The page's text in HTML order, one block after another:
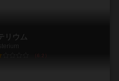
リウム
6.2